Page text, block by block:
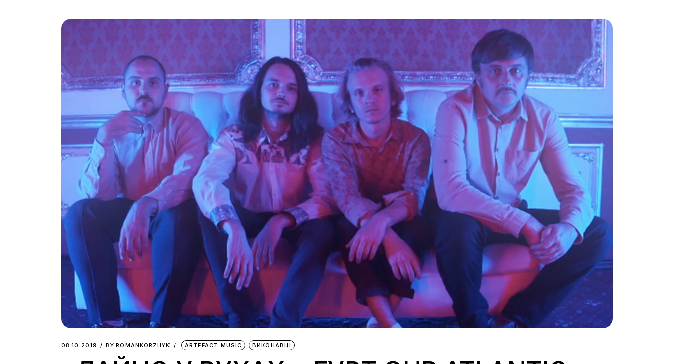
08.10.2019 BY ROMANKORZHYK ARTEFACT.MUSIC ВИКОНАВЦІ